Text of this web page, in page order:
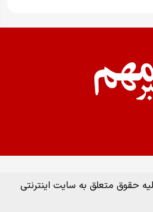
حقوق متعلق به سایت اینترنتی